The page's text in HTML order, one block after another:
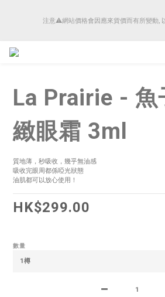
注意⚠️網站價格會因應來貨價而有所變動,
順豐香港將於4月14日起減少SMS短訊發送, 所有快件
La Prairie - 魚
緻眼霜 3ml
質地薄，秒吸收，幾乎無油感
吸收完眼周都係啞光狀態
油肌都可以放心使用！
HK$299.00
數量